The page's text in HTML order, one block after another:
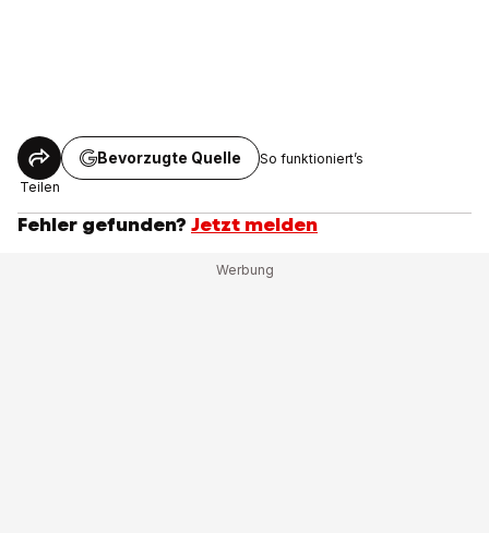
Teilen
Bevorzugte Quelle So funktioniert’s
Fehler gefunden? Jetzt melden